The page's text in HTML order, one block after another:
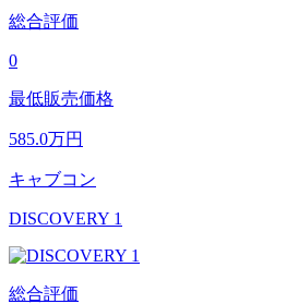
総合評価
0
最低販売価格
585.0万円
キャブコン
DISCOVERY 1
総合評価